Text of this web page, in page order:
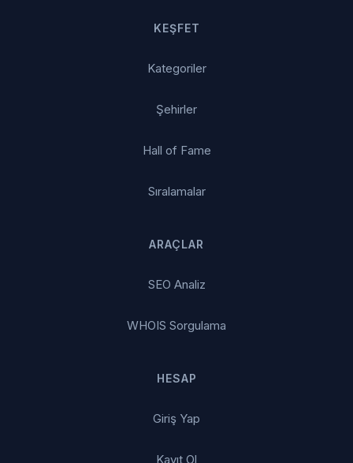
KEŞFET
Kategoriler
Şehirler
Hall of Fame
Sıralamalar
ARAÇLAR
SEO Analiz
WHOIS Sorgulama
HESAP
Giriş Yap
Kayıt Ol